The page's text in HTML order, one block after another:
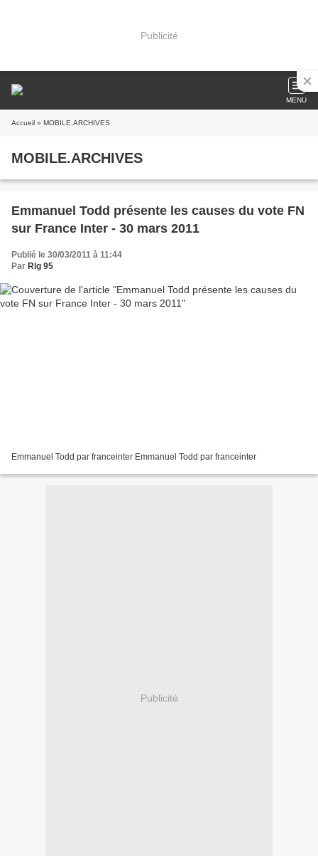
Publicité
MENU
Accueil » MOBILE.ARCHIVES
MOBILE.ARCHIVES
Emmanuel Todd présente les causes du vote FN
sur France Inter - 30 mars 2011
Publié le 30/03/2011 à 11:44
Par Rlg 95
Emmanuel Todd par franceinter Emmanuel Todd par franceinter
Publicité